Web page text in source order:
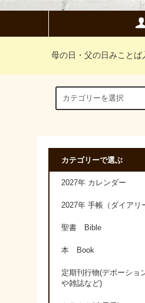
母の日・父の日みことば
カテゴリーで選ぶ
2027年 カレンダー
2027年 手帳（ダイアリ
聖書 Bible
本 Book
定期刊行物(デボーショ
や雑誌など)